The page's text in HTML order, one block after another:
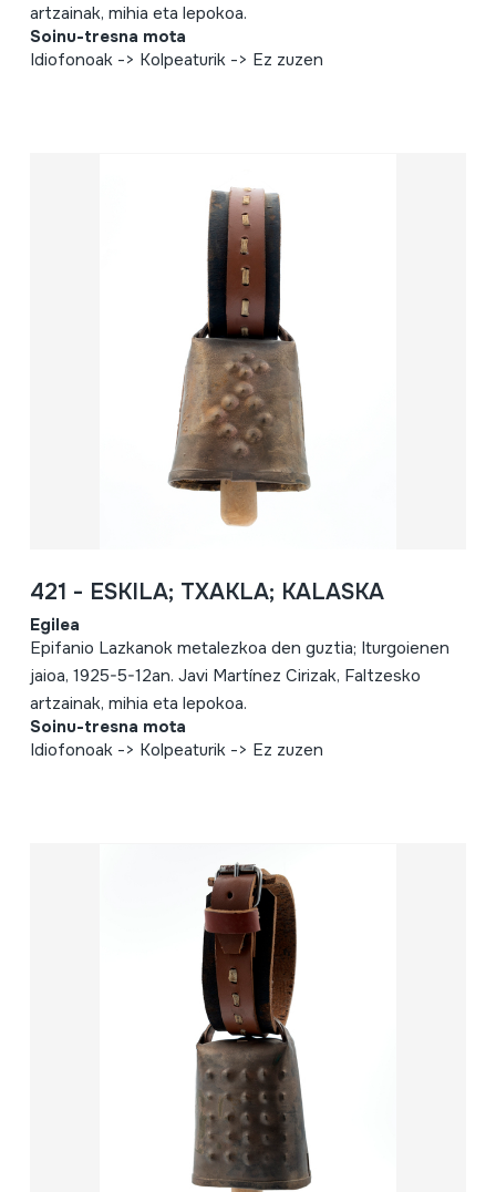
artzainak, mihia eta lepokoa.
Soinu-tresna mota
Idiofonoak -> Kolpeaturik -> Ez zuzen
421 - ESKILA; TXAKLA; KALASKA
Egilea
Epifanio Lazkanok metalezkoa den guztia; Iturgoienen
jaioa, 1925-5-12an. Javi Martínez Cirizak, Faltzesko
artzainak, mihia eta lepokoa.
Soinu-tresna mota
Idiofonoak -> Kolpeaturik -> Ez zuzen